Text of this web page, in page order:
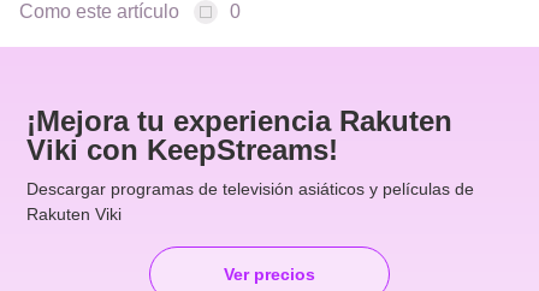
Como este artículo 0
¡Mejora tu experiencia Rakuten
Viki con KeepStreams!
Descargar programas de televisión asiáticos y películas de
Rakuten Viki
Ver precios